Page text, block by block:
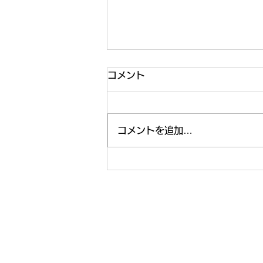
この夏にプライベートでした
コメント
コメントを追加…